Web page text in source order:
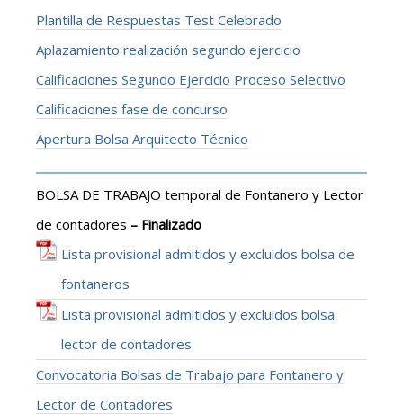
Plantilla de Respuestas Test Celebrado
Aplazamiento realización segundo ejercicio
Calificaciones Segundo Ejercicio Proceso Selectivo
Calificaciones fase de concurso
Apertura Bolsa Arquitecto Técnico
BOLSA DE TRABAJO temporal de Fontanero y Lector
de contadores – Finalizado
Lista provisional admitidos y excluidos bolsa de
fontaneros
Lista provisional admitidos y excluidos bolsa
lector de contadores
Convocatoria Bolsas de Trabajo para Fontanero y
Lector de Contadores